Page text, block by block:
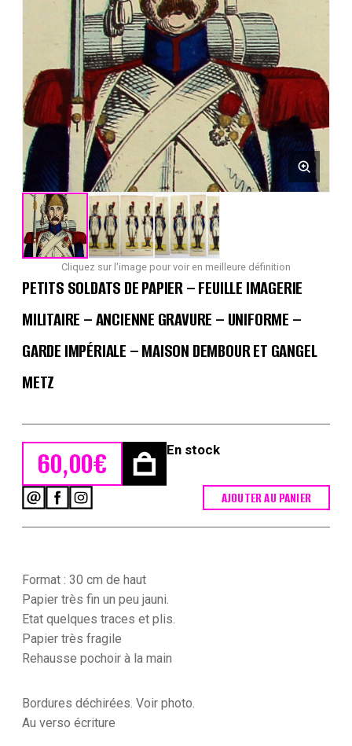
Cliquez sur l'image pour voir en meilleure définition
PETITS SOLDATS DE PAPIER – FEUILLE IMAGERIE
MILITAIRE – ANCIENNE GRAVURE – UNIFORME –
GARDE IMPÉRIALE – MAISON DEMBOUR ET GANGEL
METZ
60,00€ En stock
papier
-
Feuille
imagerie
militaire
-
-
-
AJOUTER AU PANIER
Format : 30 cm de haut
Papier très fin un peu jauni.
Etat quelques traces et plis.
Papier très fragile
Rehausse pochoir à la main
Bordures déchirées. Voir photo.
Au verso écriture